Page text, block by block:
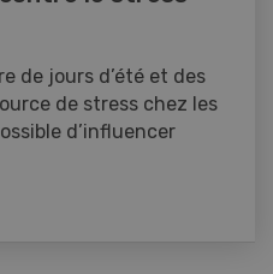
de jours d’été et des
de stress chez les
d’influencer